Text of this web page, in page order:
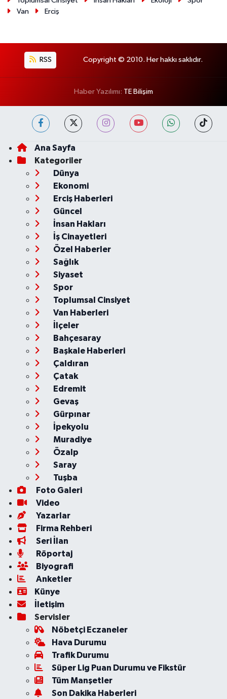
Van
Erciş
RSS Copyright © 2010. Her hakkı saklıdır.
Haber Yazılımı: TE Bilişim
Ana Sayfa
Kategoriler
Dünya
Ekonomi
Erciş Haberleri
Güncel
İnsan Hakları
İş Cinayetleri
Özel Haberler
Sağlık
Siyaset
Spor
Toplumsal Cinsiyet
Van Haberleri
İlçeler
Bahçesaray
Başkale Haberleri
Çaldıran
Çatak
Edremit
Gevaş
Gürpınar
İpekyolu
Muradiye
Özalp
Saray
Tuşba
Foto Galeri
Video
Yazarlar
Firma Rehberi
Seri İlan
Röportaj
Biyografi
Anketler
Künye
İletişim
Servisler
Nöbetçi Eczaneler
Hava Durumu
Trafik Durumu
Süper Lig Puan Durumu ve Fikstür
Tüm Manşetler
Son Dakika Haberleri